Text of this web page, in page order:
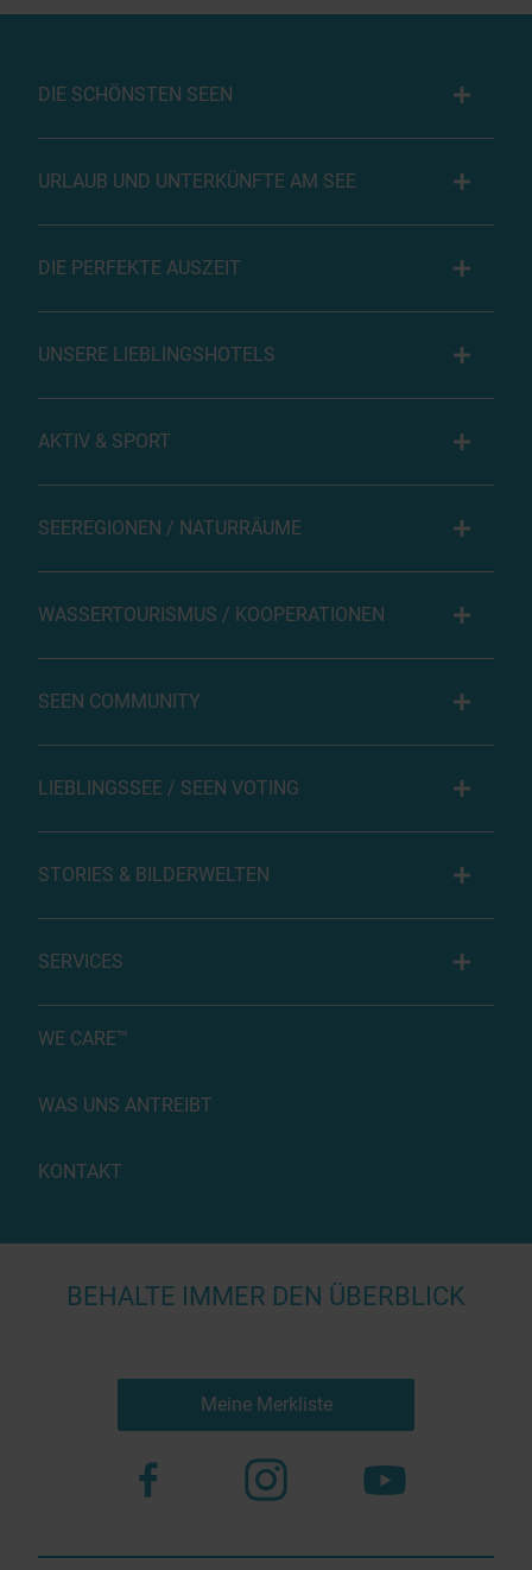
DIE SCHÖNSTEN SEEN
URLAUB UND UNTERKÜNFTE AM SEE
DIE PERFEKTE AUSZEIT
UNSERE LIEBLINGSHOTELS
AKTIV & SPORT
SEEREGIONEN / NATURRÄUME
WASSERTOURISMUS / KOOPERATIONEN
SEEN COMMUNITY
LIEBLINGSSEE / SEEN VOTING
STORIES & BILDERWELTEN
SERVICES
WE CARE™
WAS UNS ANTREIBT
KONTAKT
BEHALTE IMMER DEN ÜBERBLICK
Meine Merkliste